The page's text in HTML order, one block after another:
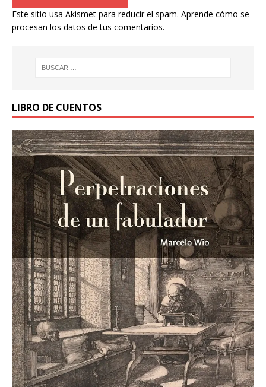
Este sitio usa Akismet para reducir el spam. Aprende cómo se
procesan los datos de tus comentarios.
LIBRO DE CUENTOS